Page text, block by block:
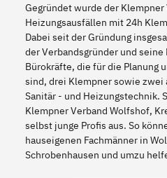
Gegründet wurde der
Heizungsausfällen mit 24h
Dabei seit der Gründung
der Verbandsgründer und
Bürokräfte, die für die Planung
sind, drei Klempner sowie zwei
Sanitär - und Heizungstechnik.
Klempner Verband Wolfshof,
selbst junge Profis aus. So
hauseigenen Fachmänner in
Schrobenhausen und umzu